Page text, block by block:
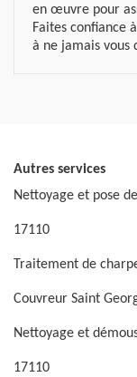
en œuvre pour
Faites confiance
à ne jamais vous
Autres services
Nettoyage et pose
17110
Traitement de
Couvreur Saint
Nettoyage et
17110